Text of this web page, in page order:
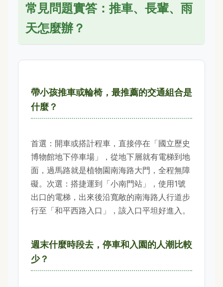
常見問題實答：推車、長輩、雨
天怎麼辦？
帶小孩推車或輪椅，最推薦的交通組合是
什麼？
首選：開車或搭計程車，直接停在「國立歷史
博物館地下停車場」，從地下層就有電梯到地
面，過馬路就是植物園南海路大門，全程無障
礙。次選：搭捷運到「小南門站」，使用1號
出口的電梯，出來後沿寬敞的南海路人行道步
行至「和平西路入口」，該入口平坦好進入。
週末什麼時段去，停車和入園的人潮比較
少？